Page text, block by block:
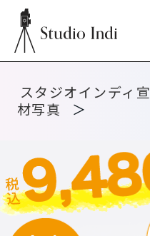
スタジオインディ宣
材写真